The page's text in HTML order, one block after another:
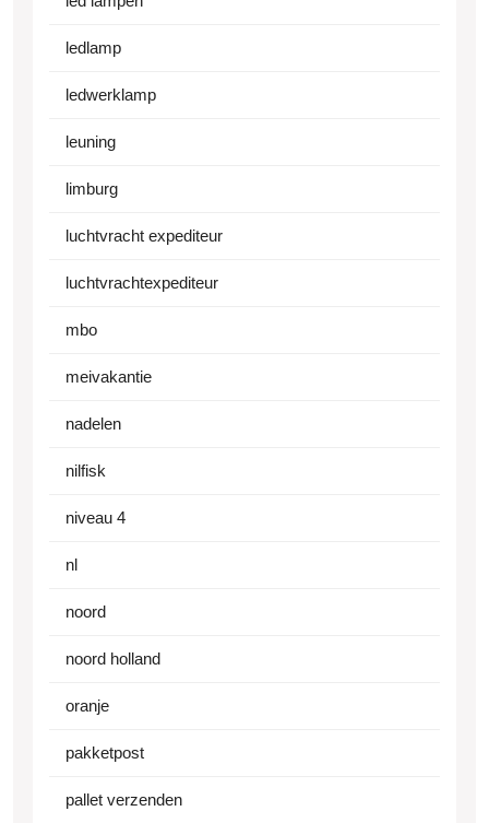
ledlamp
ledwerklamp
leuning
limburg
luchtvracht expediteur
luchtvrachtexpediteur
mbo
meivakantie
nadelen
nilfisk
niveau 4
nl
noord
noord holland
oranje
pakketpost
pallet verzenden